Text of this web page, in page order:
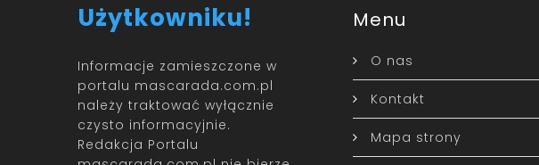
Użytkowniku!
Informacje zamieszczone w
portalu mascarada.com.pl
należy traktować wyłącznie
czysto informacyjnie.
Redakcja Portalu
Menu
O nas
Kontakt
Mapa strony